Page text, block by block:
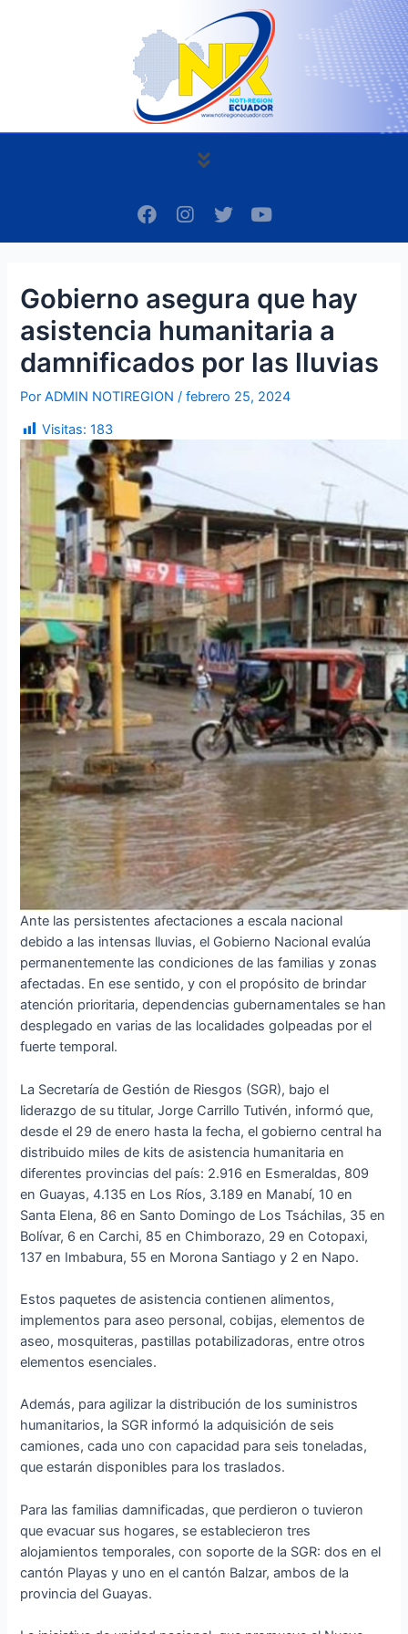
Menú
F
a
c
o
k
I
n
s
g
a
m
T
w
i
e
Y
o
u
b
e
Gobierno asegura que hay
asistencia humanitaria a
damnificados por las lluvias
PorADMIN NOTIREGION/febrero 25, 2024
Visitas: 183
Ante las persistentes afectaciones a escala nacional
debido a las intensas lluvias, el Gobierno Nacional evalúa
permanentemente las condiciones de las familias y zonas
afectadas. En ese sentido, y con el propósito de brindar
atención prioritaria, dependencias gubernamentales se han
desplegado en varias de las localidades golpeadas por el
fuerte temporal.
La Secretaría de Gestión de Riesgos (SGR), bajo el
liderazgo de su titular, Jorge Carrillo Tutivén, informó que,
desde el 29 de enero hasta la fecha, el gobierno central ha
distribuido miles de kits de asistencia humanitaria en
diferentes provincias del país: 2.916 en Esmeraldas, 809
en Guayas, 4.135 en Los Ríos, 3.189 en Manabí, 10 en
Santa Elena, 86 en Santo Domingo de Los Tsáchilas, 35 en
Bolívar, 6 en Carchi, 85 en Chimborazo, 29 en Cotopaxi,
137 en Imbabura, 55 en Morona Santiago y 2 en Napo.
Estos paquetes de asistencia contienen alimentos,
implementos para aseo personal, cobijas, elementos de
aseo, mosquiteras, pastillas potabilizadoras, entre otros
elementos esenciales.
Además, para agilizar la distribución de los suministros
humanitarios, la SGR informó la adquisición de seis
camiones, cada uno con capacidad para seis toneladas,
que estarán disponibles para los traslados.
Para las familias damnificadas, que perdieron o tuvieron
que evacuar sus hogares, se establecieron tres
alojamientos temporales, con soporte de la SGR: dos en el
cantón Playas y uno en el cantón Balzar, ambos de la
provincia del Guayas.